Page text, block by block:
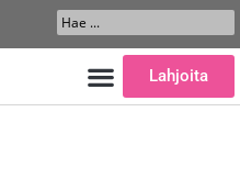
Search
...
Lahjoita